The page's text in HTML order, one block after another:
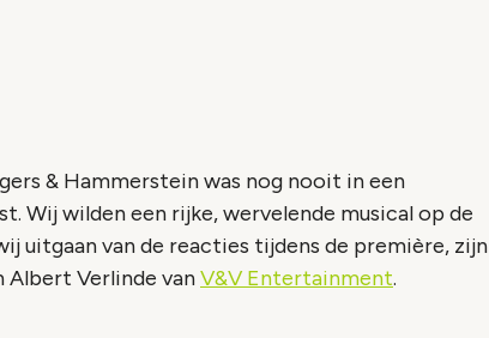
& Hammerstein was nog nooit in een
Wij wilden een rijke, wervelende musical op de
uitgaan van de reacties tijdens de première, zijn
Albert Verlinde vanV&V Entertainment.